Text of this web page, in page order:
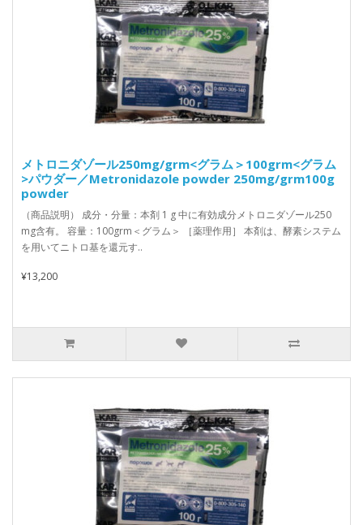
メトロニダゾール250mg/grm<グラム＞100grm<グラム
>パウダー／Metronidazole powder 250mg/grm100g
powder
（商品説明） 成分・分量：本剤 1 g 中に有効成分メトロニダゾール250
mg含有。 容量：100grm＜グラム＞ ［薬理作用］ 本剤は、酵素システム
を用いてニトロ基を還元す..
¥13,200